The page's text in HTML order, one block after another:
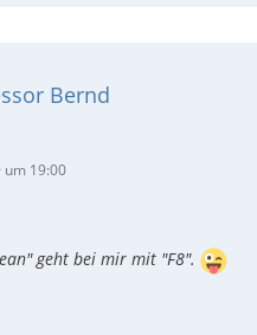
Bernd
um 19:00
geht bei mir mit "F8".